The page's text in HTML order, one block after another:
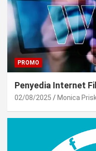
PROMO
Penyedia Internet
02/08/2025 Monica